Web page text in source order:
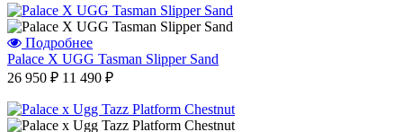
Подробнее
Palace X UGG Tasman Slipper Sand
26 950 ₽ 11 490 ₽